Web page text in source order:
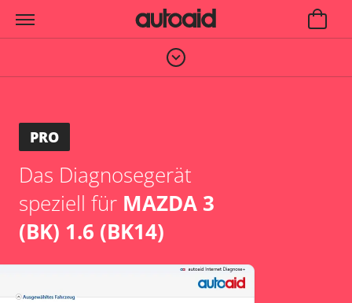
PRO
Das Diagnosegerät
speziell für MAZDA 3
(BK) 1.6 (BK14)